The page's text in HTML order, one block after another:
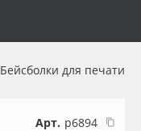
Бейсболки для печати
Арт. р6894